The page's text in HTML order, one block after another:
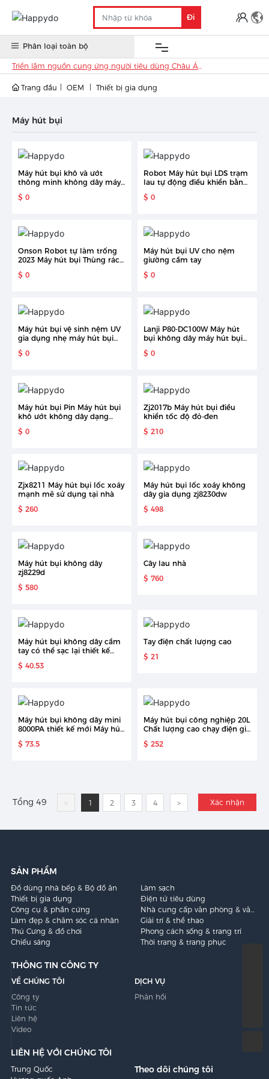
Đi
Phân loại toàn bộ
OEM Cổ phiếu
Trung Quốc
Anti-
Triển lãm nguồn cung ứng người tiêu dùng Châu Á
(Indonesia) 2020
Trang đầu
OEM Thiết bị gia dụng
Máy hút bụi
Máy hút bụi khô và ướt
thông minh không dây máy
cứng và thảm có thú cưng
$ 0
Robot Máy hút bụi LDS trạm
lau tự động điều khiển bằng
tập rỗng dùng trong nhà
$ 0
Onson Robot tự làm trống
2023 Máy hút bụi Thùng rác
tự làm sạch quét dọn và lau
ướt Máy hút bụi
$ 0
Máy hút bụi UV cho nệm
giường cầm tay
$ 0
Máy hút bụi vệ sinh nệm UV
gia dụng nhẹ máy hút bụi
mini
$ 0
Lanji P80-DC100W Máy hút
bụi không dây máy hút bụi
NệM Di động máy hút bụi đa
năng cho gia đình
$ 0
Máy hút bụi Pin Máy hút bụi
khô ướt không dây dạng
$ 0
Zj2017b Máy hút bụi điều
khiển tốc độ đỏ-đen
$ 210
Zjx8211 Máy hút bụi lốc xoáy
mạnh mẽ sử dụng tại nhà
$ 260
Máy hút bụi lốc xoáy không
dây gia dụng zj8230dw
$ 498
Máy hút bụi không dây
zj8229d
$ 580
Cây lau nhà
$ 760
Máy hút bụi không dây cầm
tay có thể sạc lại thiết kế
$ 40.53
Tay điện chất lượng cao
$ 21
Máy hút bụi không dây mini
8000PA thiết kế mới Máy hút
được
$ 73.5
Máy hút bụi công nghiệp 20L
Chất lượng cao chạy điện giá
$ 252
Tổng 49 < 1 2 3 4 > Xác nhận
SẢN PHẨM
Đồ dùng nhà bếp & Bộ đồ ăn
Làm sạch
Thiết bị gia dụng
Điện tử tiêu dùng
Công cụ & phần cứng
Nhà cung cấp văn phòng & văn
phòng phẩm
Làm đẹp & chăm sóc cá nhân
Giải trí & thể thao
Thú Cưng & đồ chơi
Phong cách sống & trang trí
Chiếu sáng
Thời trang & trang phục
THÔNG TIN CÔNG TY
VỀ CHÚNG TÔI
Công ty
Tin tức
Liên hệ
Video
DỊCH VỤ
Phản hồi
LIÊN HỆ VỚI CHÚNG TÔI
Trung Quốc
Theo dõi chúng tôi
Yi_liu@sanzhong-int.com